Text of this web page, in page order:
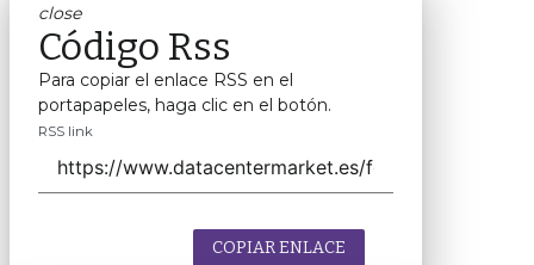
close
Código Rss
Para copiar el enlace RSS en el
portapapeles, haga clic en el botón.
RSS link
COPIAR ENLACE